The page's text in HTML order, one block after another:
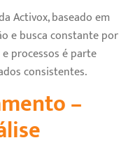
Activox, baseado em
e busca constante por
processos é parte
consistentes.
–